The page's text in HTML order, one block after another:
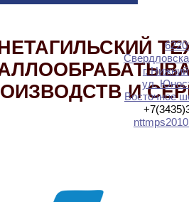
И
г.
ул.
Восточное